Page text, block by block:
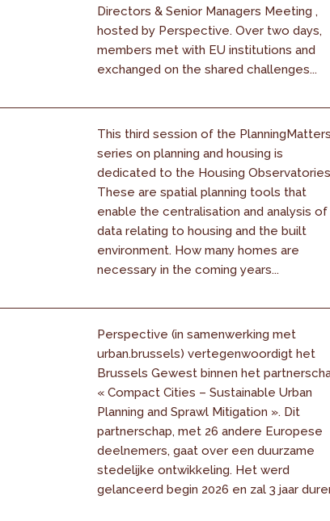
Directors & Senior Managers Meeting ,
hosted by Perspective. Over two days,
members met with EU institutions and
exchanged on the shared challenges...
This third session of the
series on planning and housing is
dedicated to the Housing
These are spatial planning tools that
enable the centralisation and analysis of
data relating to housing and the built
environment. How many homes are
necessary in the coming years...
Perspective (in samenwerking met
urban.brussels) vertegenwoordigt het
Brussels Gewest binnen het
« Compact Cities – Sustainable Urban
Planning and Sprawl Mitigation ». Dit
partnerschap, met 26 andere Europese
deelnemers, gaat over een duurzame
stedelijke ontwikkeling. Het werd
gelanceerd begin 2026 en zal 3 jaar